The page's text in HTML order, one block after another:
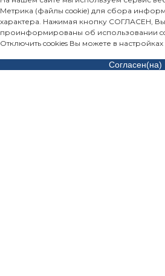
Метрика (файлы cookie) для сбора
характера. Нажимая кнопку СОГЛАСЕН, Вы
проинформированы об использовании
Отключить cookies Вы можете в
Согласен(на)